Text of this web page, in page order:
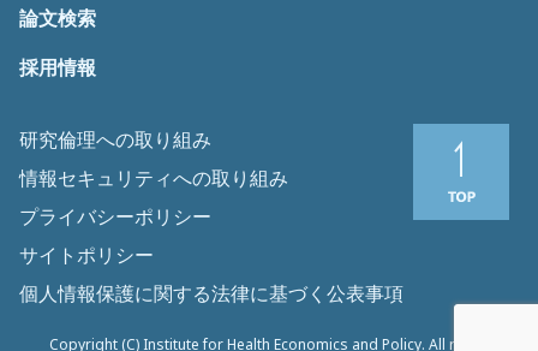
論文検索
採用情報
研究倫理への取り組み
情報セキュリティへの取り組み
プライバシーポリシー
サイトポリシー
個人情報保護に関する法律に基づく公表事項
Copyright (C) Institute for Health Economics and Policy. All rights